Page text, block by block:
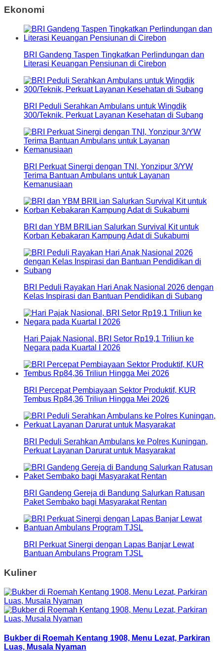
Ekonomi
BRI Gandeng Taspen Tingkatkan Perlindungan dan
Literasi Keuangan Pensiunan di Cirebon
BRI Peduli Serahkan Ambulans untuk Wingdik
300/Teknik, Perkuat Layanan Kesehatan di Subang
BRI Perkuat Sinergi dengan TNI, Yonzipur 3/YW
Terima Bantuan Ambulans untuk Layanan
Kemanusiaan
BRI dan YBM BRILian Salurkan Survival Kit untuk
Korban Kebakaran Kampung Adat di Sukabumi
BRI Peduli Rayakan Hari Anak Nasional 2026 dengan
Kelas Inspirasi dan Bantuan Pendidikan di Subang
Hari Pajak Nasional, BRI Setor Rp19,1 Triliun ke
Negara pada Kuartal I 2026
BRI Percepat Pembiayaan Sektor Produktif, KUR
Tembus Rp84,36 Triliun Hingga Mei 2026
BRI Peduli Serahkan Ambulans ke Polres Kuningan,
Perkuat Layanan Darurat untuk Masyarakat
BRI Gandeng Gereja di Bandung Salurkan Ratusan
Paket Sembako bagi Masyarakat Rentan
BRI Perkuat Sinergi dengan Lapas Banjar Lewat
Bantuan Ambulans Program TJSL
Kuliner
Bukber di Roemah Kentang 1908, Menu Lezat, Parkiran
Luas, Musala Nyaman